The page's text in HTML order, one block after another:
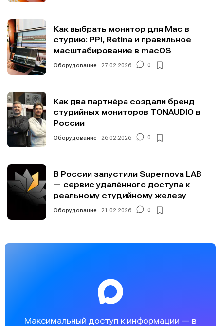
Как выбрать монитор для Mac в
студию: PPI, Retina и правильное
масштабирование в macOS
Оборудование 27.02.2026 0
Как два партнёра создали бренд
студийных мониторов TONAUDIO в
России
Оборудование 26.02.2026 0
В России запустили Supernova LAB
— сервис удалённого доступа к
реальному студийному железу
Оборудование 21.02.2026 0
Максимальный доступ к информации — в